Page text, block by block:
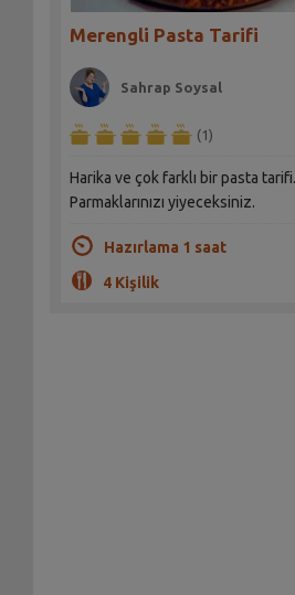
Merengli Pasta Tarifi
Sahrap Soysal
(1)
Harika ve çok farklı bir pasta tarifi.
Parmaklarınızı yiyeceksiniz.
Hazırlama 1 saat
4 Kişilik